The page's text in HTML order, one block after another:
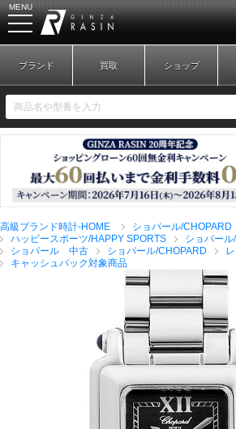
MENU
新規会員登録
ブランドから探す
全てのブランドを見
ロレックス
ブランド 買取 ショップ
高級ブランド時計-HOME
ショパール/CHOPARD
ハッピースポーツ/HAPPY SPORTS
ショパー
ショパール 中古
ショパール/CHOPARD
キャッシュバック対象商品